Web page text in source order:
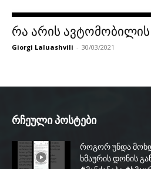
რა არის
Giorgi Laluashvili - 30/03/2021
რჩეული პოსტები
როგორ უნდა
ხმაურის დონის